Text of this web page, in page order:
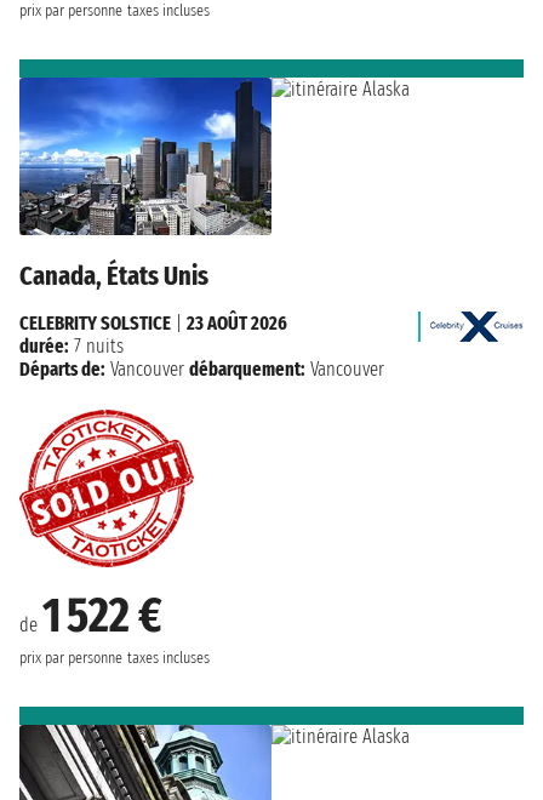
prix par personne taxes incluses
Canada, États Unis
de 1 522 €
prix par personne taxes incluses
CELEBRITY SOLSTICE
23 AOÛT 2026
durée: 7 nuits
Départs de: Vancouver débarquement: Vancouver